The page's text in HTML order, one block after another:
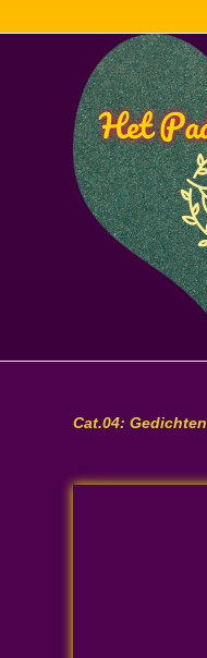
Cat.04: Gedichten